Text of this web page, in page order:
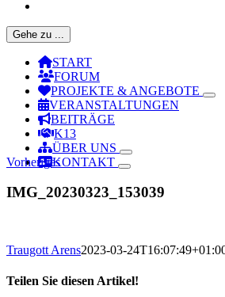
Gehe zu ...
START
FORUM
PROJEKTE & ANGEBOTE
VERANSTALTUNGEN
BEITRÄGE
K13
ÜBER UNS
KONTAKT
Vorheriges
IMG_20230323_153039
Traugott Arens2023-03-
Teilen Sie diesen Artikel!